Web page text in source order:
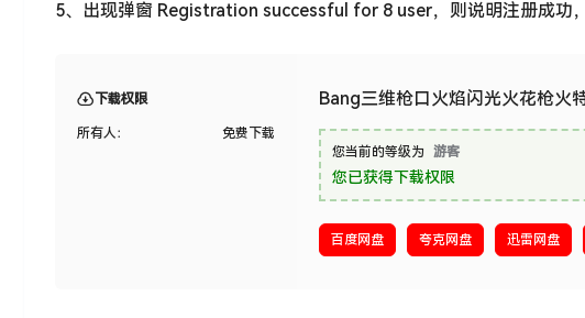
下载权限 Bang三维枪口火焰闪光火花枪火
您当前的等级为 游客
您已获得下载权限